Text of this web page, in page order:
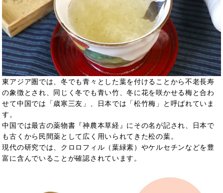
東アジア圏では、冬でも青々とした葉を付けることから不老長寿
の象徴とされ、同じく冬でも青い竹、冬に花を咲かせる梅と合わ
せて中国では「歳寒三友」、日本では「松竹梅」と呼ばれていま
す。
中国では最古の薬物書『神農本草経』にその名が記され、日本で
も古くから民間薬として広く用いられてきた松の葉。
現代の研究では、クロロフィル（葉緑素）やケルセチンなどを豊
富に含んでいることが確認されています。